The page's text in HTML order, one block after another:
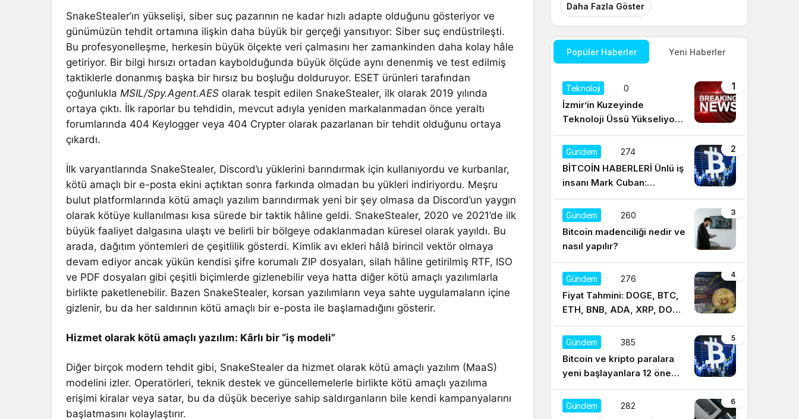
SnakeStealer’ın yükselişi, siber suç pazarının ne kadar hızlı adapte olduğunu gösteriyor ve
günümüzün tehdit ortamına ilişkin daha büyük bir gerçeği yansıtıyor: Siber suç endüstrileşti.
Bu profesyonelleşme, herkesin büyük ölçekte veri çalmasını her zamankinden daha kolay hâle
getiriyor. Bir bilgi hırsızı ortadan kaybolduğunda büyük ölçüde aynı denenmiş ve test edilmiş
taktiklerle donanmış başka bir hırsız bu boşluğu dolduruyor. ESET ürünleri tarafından
çoğunluklaMSIL/Spy.Agent.AESolarak tespit edilen SnakeStealer, ilk olarak 2019 yılında
ortaya çıktı. İlk raporlar bu tehdidin, mevcut adıyla yeniden markalanmadan önce yeraltı
forumlarında 404 Keylogger veya 404 Crypter olarak pazarlanan bir tehdit olduğunu ortaya
çıkardı.
İlk varyantlarında SnakeStealer, Discord’u yüklerini barındırmak için kullanıyordu ve kurbanlar,
kötü amaçlı bir e-posta ekini açtıktan sonra farkında olmadan bu yükleri indiriyordu. Meşru
bulut platformlarında kötü amaçlı yazılım barındırmak yeni bir şey olmasa da Discord’un yaygın
olarak kötüye kullanılması kısa sürede bir taktik hâline geldi. SnakeStealer, 2020 ve 2021’de ilk
büyük faaliyet dalgasına ulaştı ve belirli bir bölgeye odaklanmadan küresel olarak yayıldı. Bu
arada, dağıtım yöntemleri de çeşitlilik gösterdi. Kimlik avı ekleri hâlâ birincil vektör olmaya
devam ediyor ancak yükün kendisi şifre korumalı ZIP dosyaları, silah hâline getirilmiş RTF, ISO
ve PDF dosyaları gibi çeşitli biçimlerde gizlenebilir veya hatta diğer kötü amaçlı yazılımlarla
birlikte paketlenebilir. Bazen SnakeStealer, korsan yazılımların veya sahte uygulamaların içine
gizlenir, bu da her saldırının kötü amaçlı bir e-posta ile başlamadığını gösterir.
Hizmet olarak kötü amaçlı yazılım: Kârlı bir “iş modeli”
Diğer birçok modern tehdit gibi, SnakeStealer da hizmet olarak kötü amaçlı yazılım (MaaS)
modelini izler. Operatörleri, teknik destek ve güncellemelerle birlikte kötü amaçlı yazılıma
erişimi kiralar veya satar, bu da düşük beceriye sahip saldırganların bile kendi kampanyalarını
başlatmasını kolaylaştırır.
Daha Fazla Göster
Popüler Haberler Yeni Haberler
1
Teknoloji 0
İzmir’in Kuzeyinde
Teknoloji Üssü Yükseliyor:
Technocity İzmir’de İnşaat
Süreci Başladı
2
Gündem 274
BİTCOİN HABERLERİ Ünlü iş
insanı Mark Cuban:
Satışların yüzde 95’i
Dogecoin ile
3
Gündem 260
Bitcoin madenciliği nedir ve
nasıl yapılır?
4
Gündem 276
Fiyat Tahmini: DOGE, BTC,
ETH, BNB, ADA, XRP, DOT,
UNI, SOL, LTC
5
Gündem 385
Bitcoin ve kripto paralara
yeni başlayanlara 12 önemli
tavsiye
6
Gündem 282